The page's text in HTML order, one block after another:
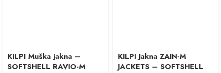
KILPI Muška jakna –
SOFTSHELL RAVIO-M
KILPI Jakna ZAIN-M
JACKETS – SOFTSHELL